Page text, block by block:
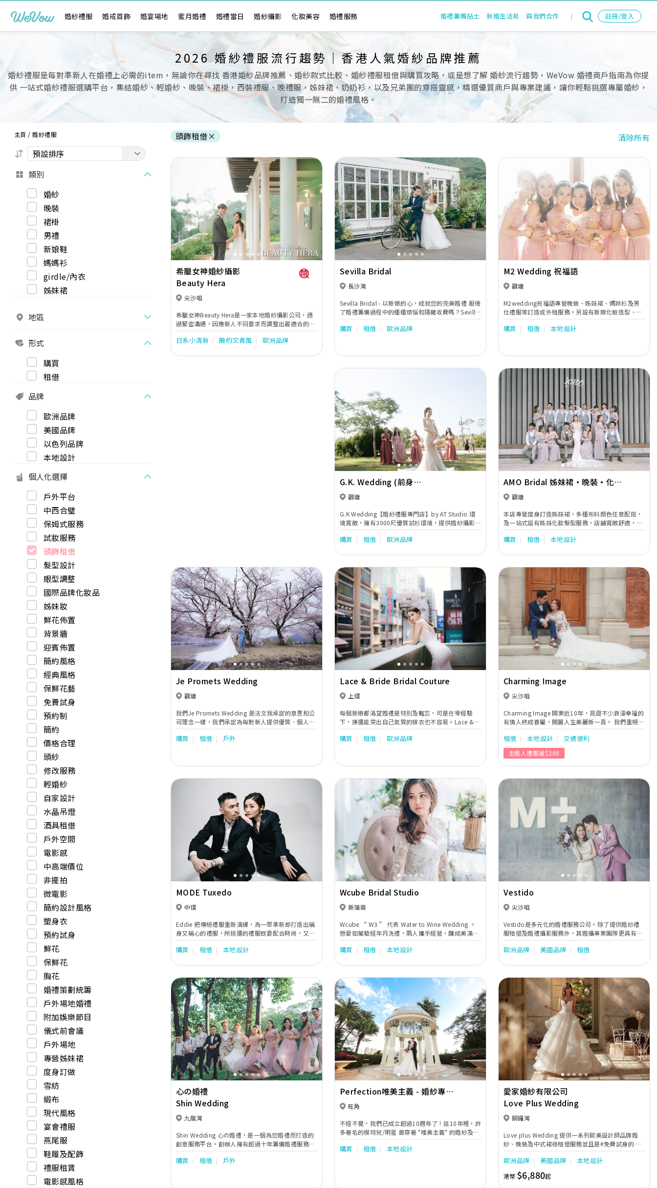
婚紗禮服 婚戒首飾 婚宴場地 蜜月婚禮 婚禮當日 婚紗攝影 化妝美容 婚禮服務 婚禮籌備貼士 新婚生活易 與我們合作 | 註冊/登入
2026 婚紗禮服流行趨勢｜香港人氣婚紗品牌推薦
婚紗禮服是每對準新人在婚禮上必需的item，無論你在尋找 香港婚紗品牌推薦、婚紗款式比較、婚紗禮服租借與購買攻略，或是想了解 婚紗流行趨勢，WeVow 婚禮商戶指南為你提
供 一站式婚紗禮服選購平台，集結婚紗、輕婚紗、晚裝、裙褂，西裝禮服、晚禮服，姊妹裙、奶奶衫，以及兄弟團的穿搭靈感，精選優質商戶與專業建議，讓你輕鬆挑選專屬婚紗，
打造獨一無二的婚禮風格。
主頁 /婚紗禮服
類別
婚紗
晚裝
裙褂
男禮
新娘鞋
媽媽衫
girdle/內衣
姊妹裙
地區
形式
購買
租借
品牌
歐洲品牌
美國品牌
以色列品牌
本地設計
個人化選擇
戶外平台
中西合璧
保姆式服務
試妝服務
頭飾租借
髮型設計
眼型調整
國際品牌化妝品
姊妹妝
鮮花佈置
背景牆
迎賓佈置
簡約風格
經典風格
保鮮花藝
免費試身
預約制
簡約
價格合理
頭紗
修改服務
輕婚紗
自家設計
水晶吊燈
酒具租借
戶外空間
電影感
中高端價位
非擺拍
微電影
簡約設計風格
塑身衣
預約試身
鮮花
保鮮花
胸花
婚禮策劃統籌
戶外場地婚禮
附加娛樂節目
儀式前會議
戶外場地
專營姊妹裙
度身訂做
雪紡
緞布
現代風格
宴會禮服
燕尾服
鞋履及配飾
禮服租賃
電影感風格
頭飾租借× 清除所有
Previous Next
希臘女神婚紗攝影
Beauty Hera
尖沙咀
希臘女神Beauty Hera是一家本地婚紗攝影公司，透
過緊密溝通，因應新人不同要求而調整出最適合的拍
攝路線，使新人的婚紗照有著連貫的故事性。同時亦
貼心地提供全方位的婚嫁服務。位於婚紗街的希臘女
務。
日系小清新 簡約文青風 歐洲品牌
Previous Next
Sevilla Bridal
長沙灣
Sevilla Bridal - 以新娘的心，成就您的完美婚禮 厭倦
了婚禮籌備過程中的種種煩惱和隱藏收費嗎？Sevilla
Bridal 由一對親身經歷過新人苦惱的夫妻創立，我們
決心為您帶來一個完全不同的貼心體驗。 我們的承
證。 全店任揀，劃一收費：無論是歐美品牌婚紗、大
隱藏費用。 Google 4.8分好評：感謝眾多新人的支
持與信賴，我們在 Google 上獲得 4.8 分的超高評
價，是您信心的保證。 從單租一件夢幻婚紗，到無憂
的婚禮一條龍服務，Sevilla Bridal 都能為您貼心打
點。讓我們以新娘的心，為您打造一個畢生難忘的完
美婚禮。
購買 租借 歐洲品牌
M2 Wedding 祝福語
觀塘
M2wedding祝福語專營晚裝、姊妹裙、媽咪衫及男
仕禮服等訂造或外租服務。另設有新娘化粧造型、姊
妹及媽咪化粧set頭、婚禮攝影等一站式多元化產品服
務。
購買 租借 本地設計
Previous Next
G.K. Wedding (前身
Genevieve.K 婚紗禮服專門店)
觀塘
G.K Wedding【婚紗禮服專門店】by AT Studio 環
境寬敞，擁有3000尺優質試衫環境，提供婚紗攝影
Pre-wedding，婚紗外租服務，Bigday攝錄及
Bigday Make-up，Bridal Gown Design，Pre-
國品牌婚紗租賃服務，包括以色列 NOYA，烏克蘭
Divina及波蘭MillaNova。另外亦有婚紗晚裝/中式裙
褂/男仕禮服/媽咪衫/Plus Size新娘租賃及訂造，星
級化妝及婚禮一條龍服務。
購買 租借 歐洲品牌
Previous Next
AMO Bridal 姊妹裙·晚裝·化妝
造型
觀塘
本店專營度身訂造姊妹裙，多種布料顏色任意配搭，
及一站式設有姊妹化妝髮型服務，店舖寬敞舒適，歡
迎預約試款~
購買 租借 本地設計
Previous Next
Je Promets Wedding
觀塘
我們Je Promets Wedding 是法文我承諾的意思和公
司理念一樣，我們承諾為每對新人提供優質、個人化
的服務體驗，讓忙碌的新人提供一站式服務，如婚紗
租借、攝錄化妝服務等，為你們打造專屬的婚禮，擁
購買 租借 戶外
Previous
Lace & Bride Bridal Couture
上環
每個新娘都渴望婚禮是特別及難忘，可是在零經驗
下，揀選能突出自己氣質的嫁衣也不容易。Lace &
Bride Bridal Couture希望從新人角度出發，以細緻
手工和剪裁設計，展現新娘的體態美與氣質，務求讓
購買 租借 歐洲品牌
Previous Next
Charming Image
尖沙咀
Charming Image 開業近10年，見證不少浪漫幸福的
有情人終成眷屬，開展人生美麗新一頁。 我們重視每
位客人的不同需要，致力搜羅不同地方的婚紗禮服。
專業的後勤團隊亦會為婚宴中的每位準備好稱身稱心
的服飾，以達我們「力追完美」的宗旨。
租借 本地設計 交通便利
主婚人禮服減$200
Previous
MODE Tuxedo
中環
Eddie 把傳統禮服重新演繹，為一眾準新郎打造出稱
身又稱心的禮服，所挑選的禮服既要配合時尚，又要
突顯個性，散發男士魅力，實現成為王子的美夢；
Eddie 一直對禮服有一份熱誠與執著，希望與一眾準
宗旨，MODE成為準新郎們心目中的至愛男士禮服公
司。
購買 租借 本地設計
Previous Next
Wcube Bridal Studio
新蒲崗
Wcube “ W3 ” 代表 Water to Wine Wedding 。
戀愛如葡萄經年月洗禮，兩人攜手經營，釀成美滿的
婚姻。 Wcube 相信婚紗是與別不同的：在大日子穿
上婚紗，代表女生的蛻變，轉換了角色，象徵幸福和
紗，晚裝，西裝，一對一專人服務，提供免費試身及
婚嫁服飾建議。
購買 租借 本地設計
Vestido
尖沙咀
Vestido是多元化的婚禮服務公司。除了提供婚紗禮
服租借及婚禮攝影服務外，其婚攝專業團隊更具有豐
富的海外拍攝經驗，熟悉如日本、台灣等世界美景，
並用心編製拍攝流程，萬一有突發情況也有足夠應變
作出清新、自然又唯美的海外婚紗照
歐洲品牌 美國品牌 租借
Previous Next
心の婚禮
Shin Wedding
九龍灣
Shin Wedding 心の婚禮，是一個為您婚禮而打造的
創意服務平台。創辦人擁有超過十年籌備婚禮服務的
經驗，我們用心知您所想，除了提供專業意見外，更
為您搜索婚禮需要的每一個細節，務求令每一對準新
購買 租借 戶外
Previous Next
Perfection唯美主義 - 婚紗專門
店 旺角
不經不覺，我們已成立超過10週年了！這10年裡，許
多著名的模特兒/明星 曾穿著 "唯美主義" 的婚紗及晚
裝出席婚紗展活動，有些模特兒/明星更成為了我們
的代言人。今年，由於我們在韓國選購了一些最新的
購買 租借 本地設計
Previous Next
愛家婚紗有限公司
Love Plus Wedding
銅鑼灣
Love plus Wedding 提供一系列歐美設計師品牌婚
紗、￼晚裝及中式裙褂租借服務並且是#免費試身的 除
了一對一專業顧問服務之外，￼一系列婚紗和晚禮服也
是用心為了配合每位￼￼準新娘子能夠找到合適的夢想嫁
衣， ￼從而不斷尋覓及增添不同嶄新元素達到最優質，￼
讓您在重要場合閃耀光芒，￼成為最耀眼的焦點。
歐洲品牌 美國品牌 本地設計
港幣$6,880起